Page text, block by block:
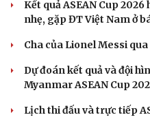
Nhập môn Pickleball:
Backhand hai tay
Cách bắt đường Speed
Pickleball
Hôm nay, khởi tranh giải